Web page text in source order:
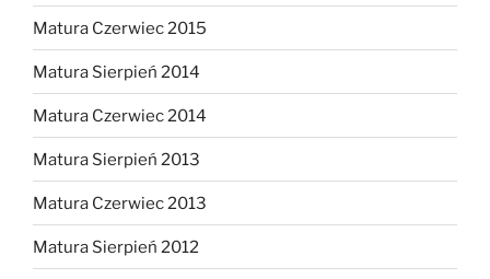
Matura Czerwiec 2015
Matura Sierpień 2014
Matura Czerwiec 2014
Matura Sierpień 2013
Matura Czerwiec 2013
Matura Sierpień 2012